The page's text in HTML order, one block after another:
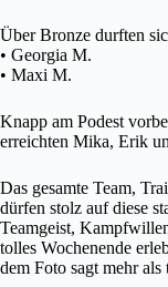
Über Bronze durften
• Georgia M.
• Maxi M.
Knapp am Podest
erreichten Mika, Erik
Das gesamte Team,
dürfen stolz auf diese
Teamgeist,
tolles Wochenende
dem Foto sagt mehr als